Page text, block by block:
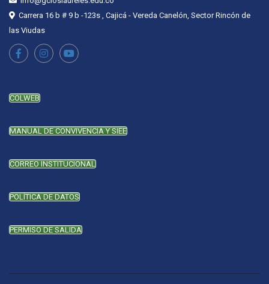
Carrera 16 b # 9 b -123s , Cajicá - Vereda Canelón, Sector Rincón de
las Viudas
COLWEB
MANUAL DE CONVIVENCIA Y SIEE
CORREO INSTITUCIONAL
POLÍTICA DE DATOS
PERMISO DE SALIDA